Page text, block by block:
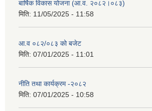
बार्षिक विकास योजना (आ.व. २०८२।०८३)
मिति: 11/05/2025 - 11:58
आ.व ०८२/०८३ को बजेट
मिति: 07/01/2025 - 11:01
नीति तथा कार्यक्रम -२०८२
मिति: 07/01/2025 - 10:58